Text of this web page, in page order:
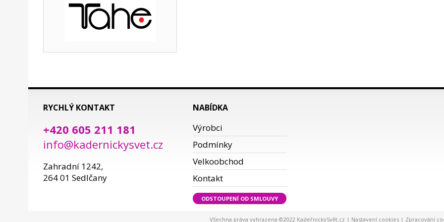
RYCHLÝ KONTAKT
+420 605 211 181
info@kadernickysvet.cz
Zahradní 1242,
264 01 Sedlčany
NABÍDKA
Výrobci
Podmínky
Velkoobchod
Kontakt
ODSTOUPENÍ OD SMLOUVY
Všechna práva vyhrazena ©2022 KadeřnickýSvět.cz | Nastavení cookies| Zpracování